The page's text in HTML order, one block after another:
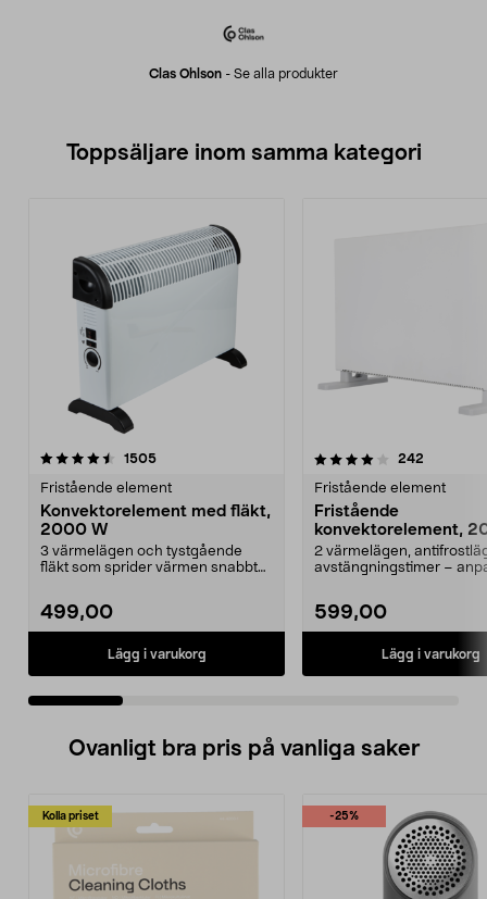
Clas Ohlson - Se alla produkter
Toppsäljare inom samma kategori
1505recensioner
Fristående element
Konvektorelement med fläkt,
2000 W
3 värmelägen och tystgående
fläkt som sprider värmen snabbt
499,00
Lägg i varukorg
4.0 av 5 stjärnor 242
Fristående element
Fristående
konvektorelement,
vit
2 värmelägen,
avstängningstimer –
599,00
Lägg i varukorg
4.5 av 5 stjärnor
Ovanligt bra pris på vanliga saker
Kolla priset -25%